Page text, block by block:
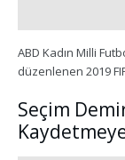
ABD Kadın Milli
düzenlenen 2019
Seçim